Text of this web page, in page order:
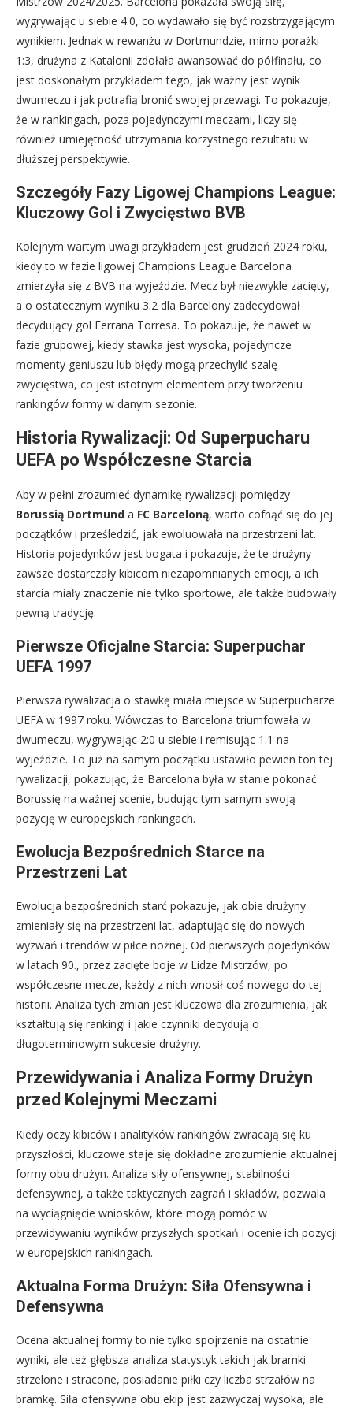
wygrywając u siebie 4:0, co wydawało się być rozstrzygającym
wynikiem. Jednak w rewanżu w Dortmundzie, mimo porażki
1:3, drużyna z Katalonii zdołała awansować do półfinału, co
jest doskonałym przykładem tego, jak ważny jest wynik
dwumeczu i jak potrafią bronić swojej przewagi. To pokazuje,
że w rankingach, poza pojedynczymi meczami, liczy się
również umiejętność utrzymania korzystnego rezultatu w
dłuższej perspektywie.
Szczegóły Fazy Ligowej Champions League:
Kluczowy Gol i Zwycięstwo BVB
Kolejnym wartym uwagi przykładem jest grudzień 2024 roku,
kiedy to w fazie ligowej Champions League Barcelona
zmierzyła się z BVB na wyjeździe. Mecz był niezwykle zacięty,
a o ostatecznym wyniku 3:2 dla Barcelony zadecydował
decydujący gol Ferrana Torresa. To pokazuje, że nawet w
fazie grupowej, kiedy stawka jest wysoka, pojedyncze
momenty geniuszu lub błędy mogą przechylić szalę
zwycięstwa, co jest istotnym elementem przy tworzeniu
rankingów formy w danym sezonie.
Historia Rywalizacji: Od Superpucharu
UEFA po Współczesne Starcia
Aby w pełni zrozumieć dynamikę rywalizacji pomiędzy
Borussią Dortmund a FC Barceloną, warto cofnąć się do jej
początków i prześledzić, jak ewoluowała na przestrzeni lat.
Historia pojedynków jest bogata i pokazuje, że te drużyny
zawsze dostarczały kibicom niezapomnianych emocji, a ich
starcia miały znaczenie nie tylko sportowe, ale także budowały
pewną tradycję.
Pierwsze Oficjalne Starcia: Superpuchar
UEFA 1997
Pierwsza rywalizacja o stawkę miała miejsce w Superpucharze
UEFA w 1997 roku. Wówczas to Barcelona triumfowała w
dwumeczu, wygrywając 2:0 u siebie i remisując 1:1 na
wyjeździe. To już na samym początku ustawiło pewien ton tej
rywalizacji, pokazując, że Barcelona była w stanie pokonać
Borussię na ważnej scenie, budując tym samym swoją
pozycję w europejskich rankingach.
Ewolucja Bezpośrednich Starce na
Przestrzeni Lat
Ewolucja bezpośrednich starć pokazuje, jak obie drużyny
zmieniały się na przestrzeni lat, adaptując się do nowych
wyzwań i trendów w piłce nożnej. Od pierwszych pojedynków
w latach 90., przez zacięte boje w Lidze Mistrzów, po
współczesne mecze, każdy z nich wnosił coś nowego do tej
historii. Analiza tych zmian jest kluczowa dla zrozumienia, jak
kształtują się rankingi i jakie czynniki decydują o
długoterminowym sukcesie drużyny.
Przewidywania i Analiza Formy Drużyn
przed Kolejnymi Meczami
Kiedy oczy kibiców i analityków rankingów zwracają się ku
przyszłości, kluczowe staje się dokładne zrozumienie aktualnej
formy obu drużyn. Analiza siły ofensywnej, stabilności
defensywnej, a także taktycznych zagrań i składów, pozwala
na wyciągnięcie wniosków, które mogą pomóc w
przewidywaniu wyników przyszłych spotkań i ocenie ich pozycji
w europejskich rankingach.
Aktualna Forma Drużyn: Siła Ofensywna i
Defensywna
Ocena aktualnej formy to nie tylko spojrzenie na ostatnie
wyniki, ale też głębsza analiza statystyk takich jak bramki
strzelone i stracone, posiadanie piłki czy liczba strzałów na
bramkę. Siła ofensywna obu ekip jest zazwyczaj wysoka, ale